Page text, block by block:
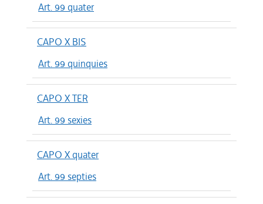
Art. 99 quater
CAPO X BIS
Art. 99 quinquies
CAPO X TER
Art. 99 sexies
CAPO X quater
Art. 99 septies